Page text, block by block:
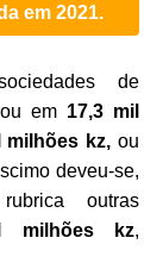
em 2021.
de
em 17,3 mil
milhões kz, ou
deveu-se,
outras
milhões kz,